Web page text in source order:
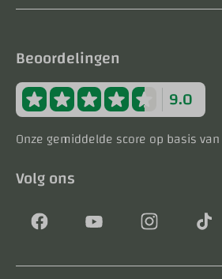
Beoordelingen
9.0
Onze gemiddelde score op basis van
Volg ons